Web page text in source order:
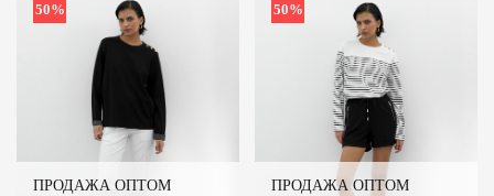
50%
ПРОДАЖА ОПТОМ
50%
ПРОДАЖА ОПТОМ